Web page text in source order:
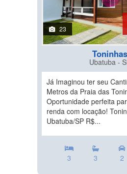
23
Toninhas
Ubatuba -
Já Imaginou ter seu
Metros da Praia das
Oportunidade perfeita
renda com locação!
Ubatuba/SP R$...
3 3 2